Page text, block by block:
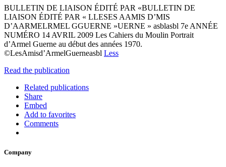
BULLETIN DE LIAISON ÉDITÉ PAR «BULLETIN DE
LIAISON ÉDITÉ PAR « LLESES AAMIS D’MIS
D’AARMELRMEL GGUERNE »UERNE » asblasbl 7e ANNÉE
NUMÉRO 14 AVRIL 2009 Les Cahiers du Moulin Portrait
d’Armel Guerne au début des années 1970.
©LesAmisd’ArmelGuerneasbl Less
Read the publication
Related publications
Share
Embed
Add to favorites
Comments
Company